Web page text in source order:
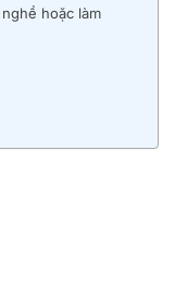
hoặc làm